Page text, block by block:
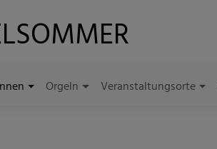
Orgeln Veranstaltungsorte